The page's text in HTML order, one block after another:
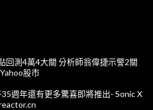
回測4萬4大關 分析師翁偉捷示警2關
股市
週年還有更多驚喜即將推出- Sonic X